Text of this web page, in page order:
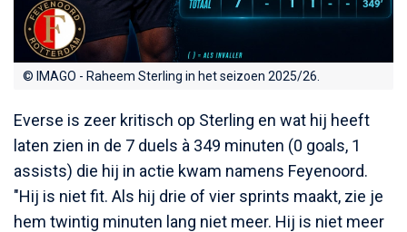
© IMAGO - Raheem Sterling in het seizoen 2025/26.
Everse is zeer kritisch op Sterling en wat hij heeft
laten zien in de 7 duels à 349 minuten (0 goals, 1
assists) die hij in actie kwam namens Feyenoord.
"Hij is niet fit. Als hij drie of vier sprints maakt, zie je
hem twintig minuten lang niet meer. Hij is niet meer